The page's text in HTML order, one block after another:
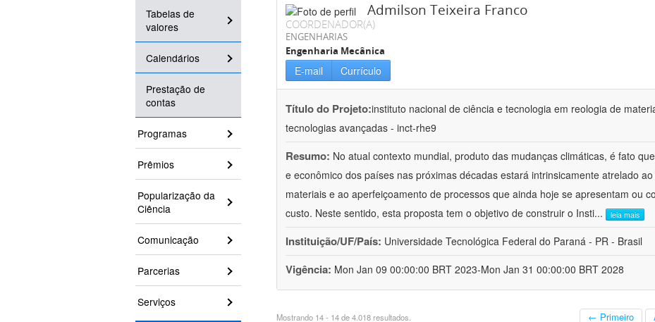
Tabelas de
valores
Calendários
Prestação de
contas
Programas
Prêmios
Popularização da
Ciência
Comunicação
Parcerias
Serviços
Admilson Teixeira Franco
COORDENADOR(A)
ENGENHARIAS
Engenharia Mecânica
E-mail Currículo
Título do Projeto:instituto nacional de ciência e tecnologia em reologia de
tecnologias avançadas - inct-rhe9
Resumo: No atual contexto mundial, produto das mudanças climáticas, é fato
e econômico dos países nas próximas décadas estará intrinsicamente atrelado
materiais e ao aperfeiçoamento de processos que ainda hoje se apresentam ou
custo. Neste sentido, esta proposta tem o objetivo de construir o Insti... leia mais
Instituição/UF/País: Universidade Tecnológica Federal do Paraná - PR - Brasil
Vigência: Mon Jan 09 00:00:00 BRT 2023-Mon Jan 31 00:00:00 BRT 2028
Mostrando 14 - 14 de 4.018 resultados. ← Primeiro